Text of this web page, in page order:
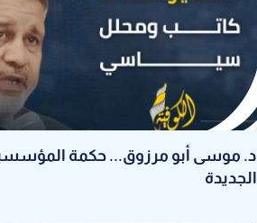
د. موسى أبو مرزوق... حكمة
الجديدة